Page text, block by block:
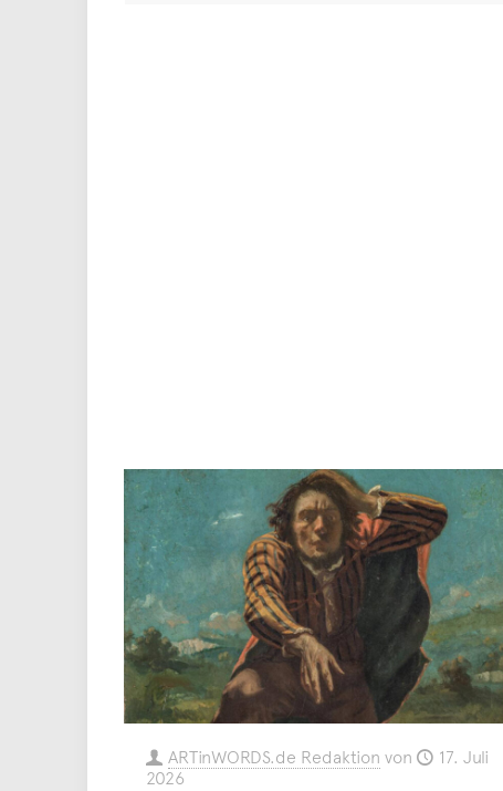
ARTinWORDS.de Redaktion von
17. Juli
2026